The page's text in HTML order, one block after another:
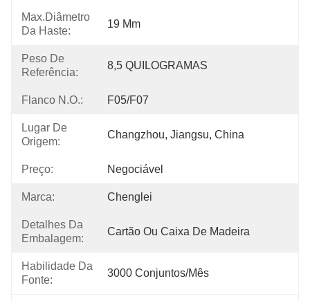
Max.Diâmetro
Da Haste:
19 Mm
Peso De
Referência:
8,5 QUILOGRAMAS
Flanco N.o.: F05/F07
Lugar De
Origem:
Changzhou, Jiangsu, China
Preço: Negociável
Marca: Chenglei
Detalhes Da
Embalagem:
Cartão Ou Caixa De Madeira
Habilidade Da
Fonte:
3000 Conjuntos/mês